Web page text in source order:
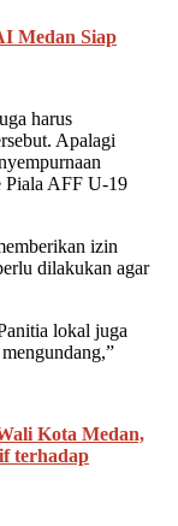
Medan Siap
harus
Apalagi
Piala AFF U-19
izin
dilakukan agar
lokal juga
Kota Medan,
terhadap